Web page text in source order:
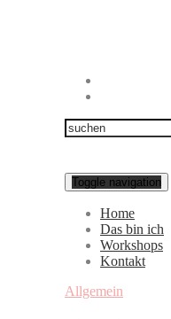
Toggle navigation
Home
Das bin ich
Workshops
Kontakt
Allgemein